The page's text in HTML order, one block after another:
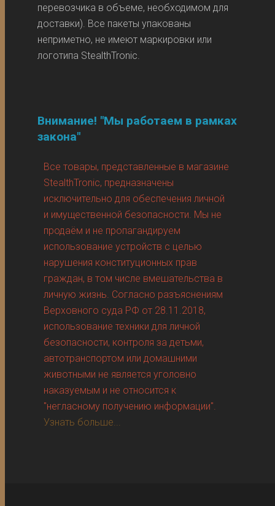
перевозчика в объеме, необходимом для
доставки). Все пакеты упакованы
неприметно, не имеют маркировки или
логотипа StealthTronic.
Внимание! "Мы работаем в рамках
закона"
Все товары, представленные в магазине
StealthTronic, предназначены
исключительно для обеспечения личной
и имущественной безопасности. Мы не
продаём и не пропагандируем
использование устройств с целью
нарушения конституционных прав
граждан, в том числе вмешательства в
личную жизнь. Согласно разъяснениям
Верховного суда РФ от 28.11.2018,
использование техники для личной
безопасности, контроля за детьми,
автотранспортом или домашними
животными не является уголовно
наказуемым и не относится к
"негласному получению информации".
Узнать больше...